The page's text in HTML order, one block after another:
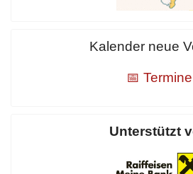
Kalender neue
📅 Termine
Unterstützt